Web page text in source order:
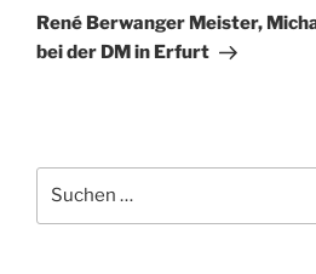
Beitrag
René Berwanger Meister,
bei der DM in Erfurt
nach: